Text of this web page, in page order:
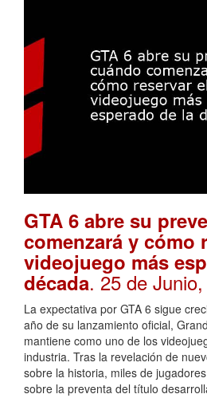
GTA 6 abre su
comenzará y cómo
videojuego más
década. 25 de
La expectativa por GTA 6 sigue
año de su lanzamiento oficial,
mantiene como uno de los
industria. Tras la revelación de
sobre la historia, miles de
sobre la preventa del título